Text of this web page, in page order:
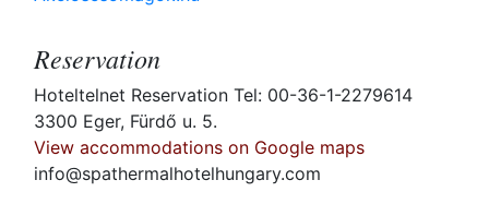
Reservation
Hoteltelnet Reservation Tel: 00-36-1-2279614
3300 Eger, Fürdő u. 5.
View accommodations on Google maps
info@spathermalhotelhungary.com